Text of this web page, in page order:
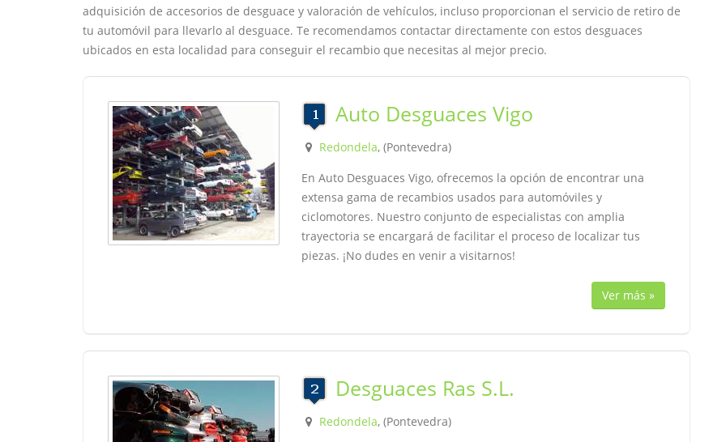
adquisición de accesorios de desguace y valoración de vehículos, incluso proporcionan el servicio de retiro de
tu automóvil para llevarlo al desguace. Te recomendamos contactar directamente con estos desguaces
ubicados en esta localidad para conseguir el recambio que necesitas al mejor precio.
Auto Desguaces Vigo
Redondela, (Pontevedra)
En Auto Desguaces Vigo, ofrecemos la opción de encontrar una
extensa gama de recambios usados para automóviles y
ciclomotores. Nuestro conjunto de especialistas con amplia
trayectoria se encargará de facilitar el proceso de localizar tus
piezas. ¡No dudes en venir a visitarnos!
Ver más »
Desguaces Ras S.L.
Redondela, (Pontevedra)